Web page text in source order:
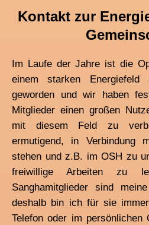
Kontakt zur
Im Laufe der Jahre ist die
einem starken
geworden und wir haben
Mitglieder einen großen
mit diesem Feld zu
ermutigend, in Verbindung
stehen und z.B. im OSH zu
freiwillige Arbeiten zu
Sanghamitglieder sind
deshalb bin ich für sie
Telefon oder im persönlichen